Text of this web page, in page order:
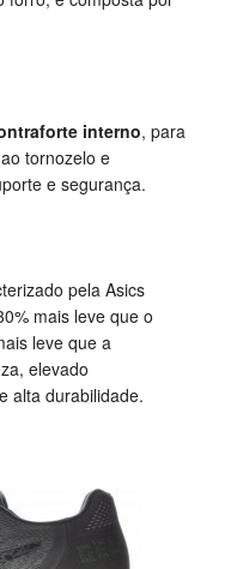
interno, para
tornozelo e
e segurança.
pela Asics
mais leve que o
leve que a
elevado
alta durabilidade.